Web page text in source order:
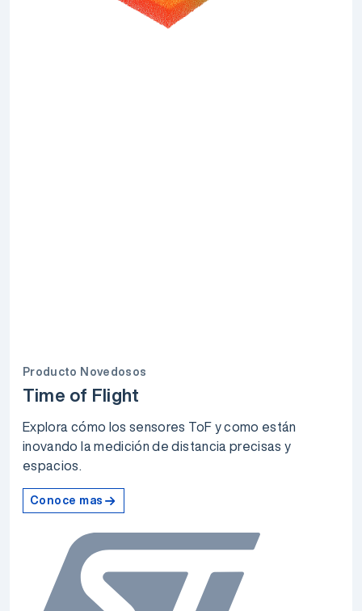
Producto Novedosos
Time of Flight
Explora cómo los sensores ToF y como están
inovando la medición de distancia precisas y
espacios.
Conoce mas